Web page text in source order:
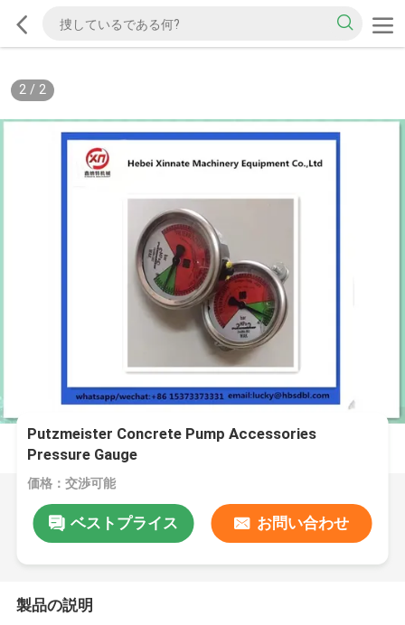
2/ 2
Putzmeister Concrete Pump Accessories
Pressure Gauge
価格：交渉可能
ベストプライス お問い合わせ
製品の説明